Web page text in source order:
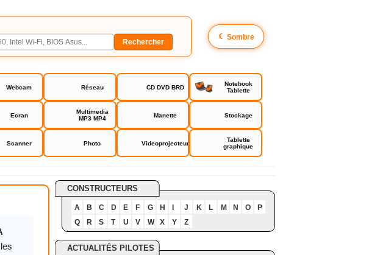
☾ Sombre
Webcam Réseau CD DVD BRD
Notebook
Tablette
Ecran
Multimedia
MP3 MP4
Manette Stockage
Scanner Photo Videoprojecteur
Tablette
graphique
CONSTRUCTEURS
A B C D E F G H J K L M N O
P
Q
R S T U V W X Y Z
ACTUALITÉS PILOTES